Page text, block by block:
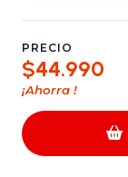
PRECIO
$44.990
¡Ahorra !